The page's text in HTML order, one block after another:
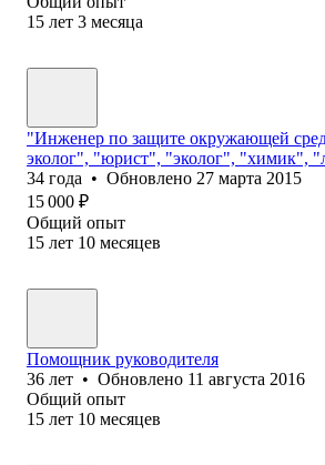
15 лет 3 месяца
"Инженер по защите окружающей
эколог", "юрист", "эколог", "химик",
34 года • Обновлено 27 марта 2015
15 000 ₽
Общий опыт
15 лет 10 месяцев
Помощник руководителя
36 лет • Обновлено 11 августа 2016
Общий опыт
15 лет 10 месяцев